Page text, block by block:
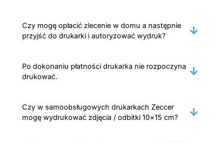
Czy mogę opłacić zlecenie w domu a następnie
przyjść do drukarki i autoryzować wydruk?
Po dokonaniu płatności drukarka nie rozpoczyna
drukować.
Czy w samoobsługowych drukarkach Zeccer
mogę wydrukować zdjęcia / odbitki 10×15 cm?